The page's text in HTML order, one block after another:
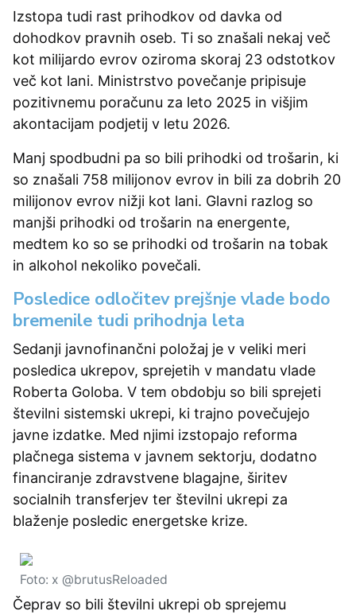
Izstopa tudi rast prihodkov od davka od
dohodkov pravnih oseb. Ti so znašali nekaj več
kot milijardo evrov oziroma skoraj 23 odstotkov
več kot lani. Ministrstvo povečanje pripisuje
pozitivnemu poračunu za leto 2025 in višjim
akontacijam podjetij v letu 2026.
Manj spodbudni pa so bili prihodki od trošarin, ki
so znašali 758 milijonov evrov in bili za dobrih 20
milijonov evrov nižji kot lani. Glavni razlog so
manjši prihodki od trošarin na energente,
medtem ko so se prihodki od trošarin na tobak
in alkohol nekoliko povečali.
Posledice odločitev prejšnje vlade bodo
bremenile tudi prihodnja leta
Sedanji javnofinančni položaj je v veliki meri
posledica ukrepov, sprejetih v mandatu vlade
Roberta Goloba. V tem obdobju so bili sprejeti
številni sistemski ukrepi, ki trajno povečujejo
javne izdatke. Med njimi izstopajo reforma
plačnega sistema v javnem sektorju, dodatno
financiranje zdravstvene blagajne, širitev
socialnih transferjev ter številni ukrepi za
blaženje posledic energetske krize.
Foto: x @brutusReloaded
Čeprav so bili številni ukrepi ob sprejemu